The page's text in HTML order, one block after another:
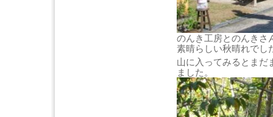
のんき工房とのんきさ
素晴らしい秋晴れでし
山に入ってみるとまだ
ました。